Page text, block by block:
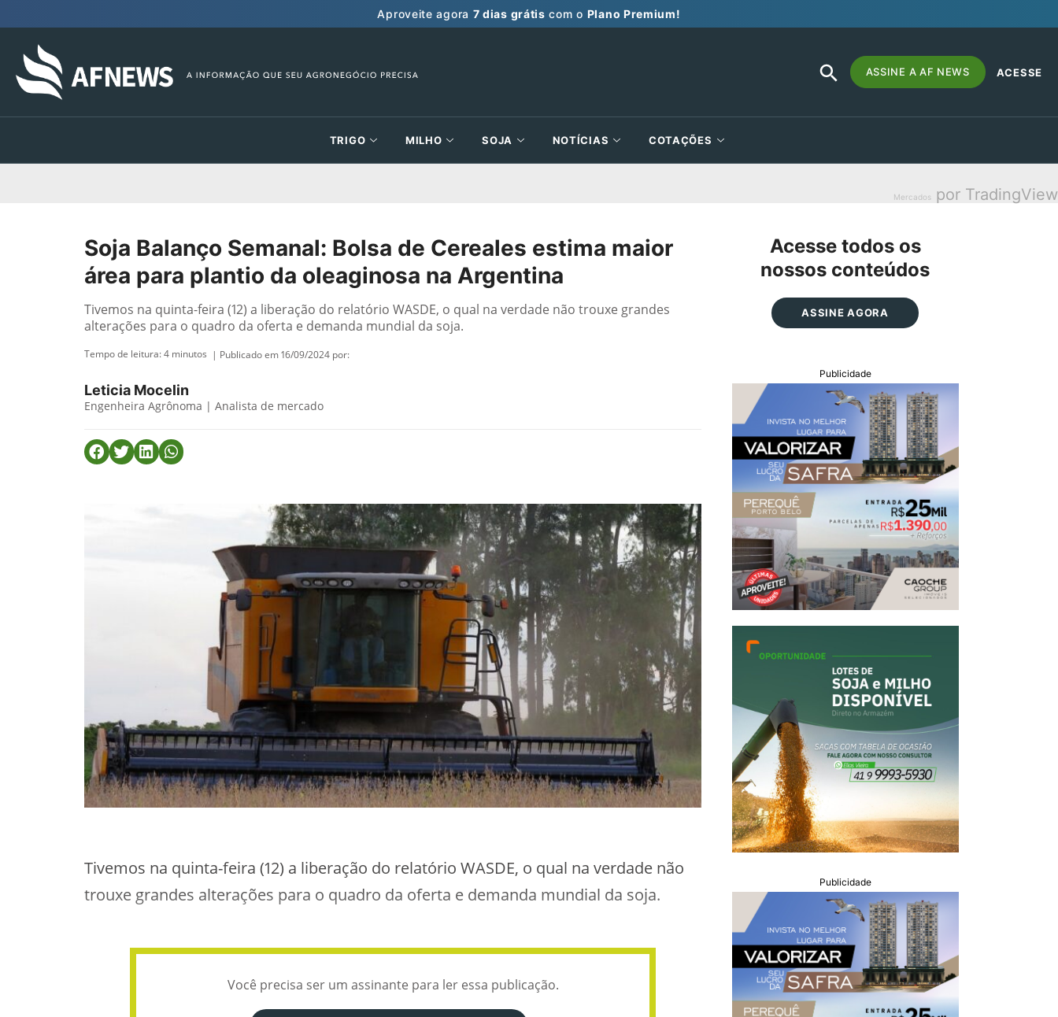
Aproveite agora 7 dias grátis com o Plano Premium!
Search
for:
SEARCH
BUTTON
ASSINE A AF NEWS ACESSE
TRIGO MILHO SOJA NOTÍCIAS COTAÇÕES
Mercados por TradingView
Soja Balanço Semanal: Bolsa de Cereales estima maior
área para plantio da oleaginosa na Argentina
Tivemos na quinta-feira (12) a liberação do relatório WASDE, o qual na verdade não trouxe grandes
alterações para o quadro da oferta e demanda mundial da soja.
Tempo de leitura:4 minutos | Publicado em 16/09/2024 por:
Leticia Mocelin
Engenheira Agrônoma | Analista de mercado
Tivemos na quinta-feira (12) a liberação do relatório WASDE, o qual na verdade não
trouxe grandes alterações para o quadro da oferta e demanda mundial da soja.
Você precisa ser um assinante para ler essa publicação.
Acesse todos os
nossos conteúdos
ASSINE AGORA
Publicidade
Publicidade